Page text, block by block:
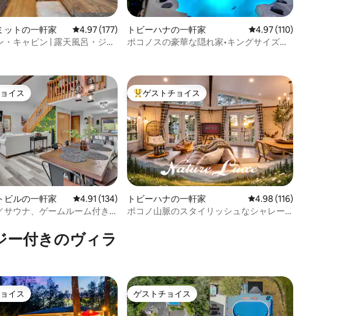
つ星の平均評価
ットの一軒家 レビュー177件、5つ星中4.97つ星の平均評価
4.97 (177)
キャビン | 露天風呂・ジャ
トビーハナの一軒家 レビュー110件、5つ
4.97 (110)
ポコノスの豪華な隠れ家•キングサイズベ
つ星の平均評価
トチョイスです。
イス
ビルの一軒家 レビュー134件、5つ星中4.91つ星の平均評価
4.91 (134)
サウナ、ゲームルーム付き
大好評のゲストチョイスです。
ゲストチョイス
トビーハナの一軒家 レビュー116件、5つ
4.98 (116)
ポコノ山脈のスタイリッシュなシャレー
ー付きのヴィラ
トチョイスです。
イス ゲストチョイス
ゲストチョイス